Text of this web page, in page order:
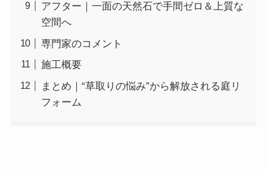
アフター｜一面の天然石で手間ゼロ＆上質な
空間へ
専門家のコメント
施工概要
まとめ｜“草取りの悩み”から解放される庭リ
フォーム